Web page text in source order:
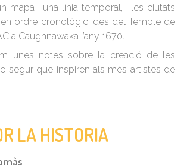
mapa i una línia temporal, i les ciutats
ordre cronològic, des del Temple de
a Caughnawaka l’any 1670.
unes notes sobre la creació de les
segur que inspiren als més artistes de
LA HISTORIA